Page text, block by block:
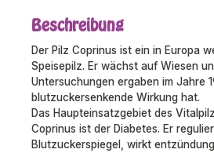
Beschreibung
Der Pilz Coprinus ist ein in Europa
Speisepilz. Er wächst auf Wiesen
Untersuchungen ergaben im Jahre
blutzuckersenkende Wirkung hat.
Das Haupteinsatzgebiet des
Coprinus ist der Diabetes. Er
Blutzuckerspiegel, wirkt